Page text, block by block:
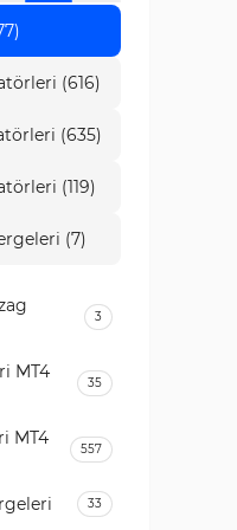
(616)
(635)
(119)
(7)
3
MT4
35
MT4
557
33